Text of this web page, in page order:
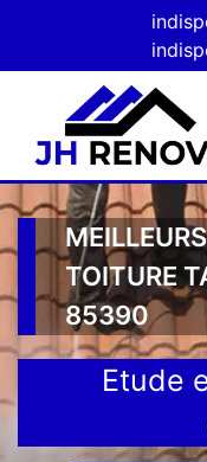
TOITURE
85390
Etude